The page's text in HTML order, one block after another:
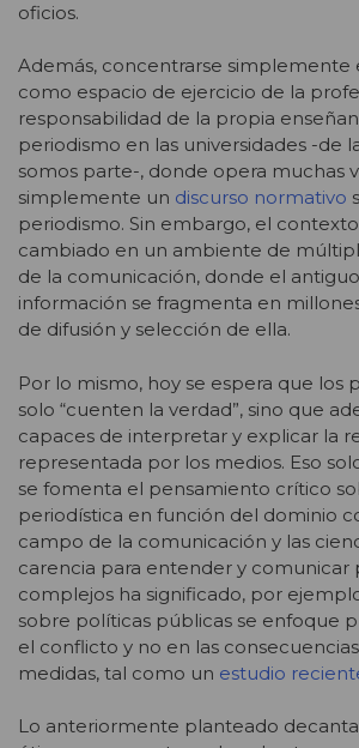
oficios.
Además, concentrarse simplemente
como espacio de ejercicio de la
responsabilidad de la propia
periodismo en las universidades -de
somos parte-, donde opera muchas
simplemente un discurso normativo
periodismo. Sin embargo, el
cambiado en un ambiente de
de la comunicación, donde el
información se fragmenta en
de difusión y selección de ella.
Por lo mismo, hoy se espera que los
solo “cuenten la verdad”, sino que
capaces de interpretar y explicar la
representada por los medios. Eso
se fomenta el pensamiento crítico
periodística en función del dominio
campo de la comunicación y las
carencia para entender y comunicar
complejos ha significado, por
sobre políticas públicas se enfoque
el conflicto y no en las
medidas, tal como un estudio
Lo anteriormente planteado